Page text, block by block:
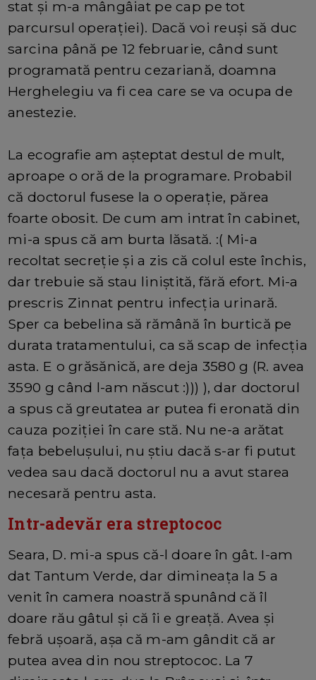
stat și m-a mângâiat pe cap pe tot
parcursul operației). Dacă voi reuși să duc
sarcina până pe 12 februarie, când sunt
programată pentru cezariană, doamna
Herghelegiu va fi cea care se va ocupa de
anestezie.
La ecografie am așteptat destul de mult,
aproape o oră de la programare. Probabil
că doctorul fusese la o operație, părea
foarte obosit. De cum am intrat în cabinet,
mi-a spus că am burta lăsată. :( Mi-a
recoltat secreție și a zis că colul este închis,
dar trebuie să stau liniștită, fără efort. Mi-a
prescris Zinnat pentru infecția urinară.
Sper ca bebelina să rămână în burtică pe
durata tratamentului, ca să scap de infecția
asta. E o grăsănică, are deja 3580 g (R. avea
3590 g când l-am născut :))) ), dar doctorul
a spus că greutatea ar putea fi eronată din
cauza poziției în care stă. Nu ne-a arătat
fața bebelușului, nu știu dacă s-ar fi putut
vedea sau dacă doctorul nu a avut starea
necesară pentru asta.
Intr-adevăr era streptococ
Seara, D. mi-a spus că-l doare în gât. I-am
dat Tantum Verde, dar dimineața la 5 a
venit în camera noastră spunând că îl
doare rău gâtul și că îi e greață. Avea și
febră ușoară, așa că m-am gândit că ar
putea avea din nou streptococ. La 7